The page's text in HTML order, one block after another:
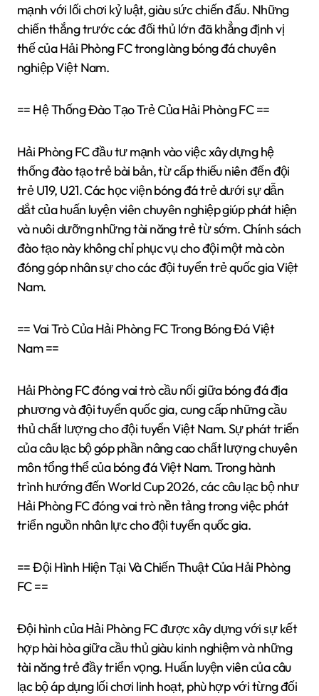
mạnh với lối chơi kỷ luật, giàu sức chiến đấu. Những
chiến thắng trước các đối thủ lớn đã khẳng định vị
thế của Hải Phòng FC trong làng bóng đá chuyên
nghiệp Việt Nam.
== Hệ Thống Đào Tạo Trẻ Của Hải Phòng FC ==
Hải Phòng FC đầu tư mạnh vào việc xây dựng hệ
thống đào tạo trẻ bài bản, từ cấp thiếu niên đến đội
trẻ U19, U21. Các học viện bóng đá trẻ dưới sự dẫn
dắt của huấn luyện viên chuyên nghiệp giúp phát hiện
và nuôi dưỡng những tài năng trẻ từ sớm. Chính sách
đào tạo này không chỉ phục vụ cho đội một mà còn
đóng góp nhân sự cho các đội tuyển trẻ quốc gia Việt
Nam.
== Vai Trò Của Hải Phòng FC Trong Bóng Đá Việt
Nam ==
Hải Phòng FC đóng vai trò cầu nối giữa bóng đá địa
phương và đội tuyển quốc gia, cung cấp những cầu
thủ chất lượng cho đội tuyển Việt Nam. Sự phát triển
của câu lạc bộ góp phần nâng cao chất lượng chuyên
môn tổng thể của bóng đá Việt Nam. Trong hành
trình hướng đến World Cup 2026, các câu lạc bộ như
Hải Phòng FC đóng vai trò nền tảng trong việc phát
triển nguồn nhân lực cho đội tuyển quốc gia.
== Đội Hình Hiện Tại Và Chiến Thuật Của Hải Phòng
FC ==
Đội hình của Hải Phòng FC được xây dựng với sự kết
hợp hài hòa giữa cầu thủ giàu kinh nghiệm và những
tài năng trẻ đầy triển vọng. Huấn luyện viên của câu
lạc bộ áp dụng lối chơi linh hoạt, phù hợp với từng đối